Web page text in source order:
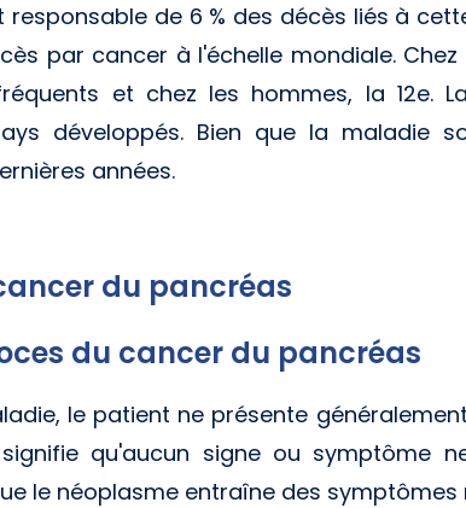
de 6 % des décès liés à
par cancer à l'échelle mondiale. Chez
et chez les hommes, la 12e.
développés. Bien que la maladie
années.
du pancréas
du cancer du pancréas
le patient ne présente
qu'aucun signe ou symptôme
le néoplasme entraîne des